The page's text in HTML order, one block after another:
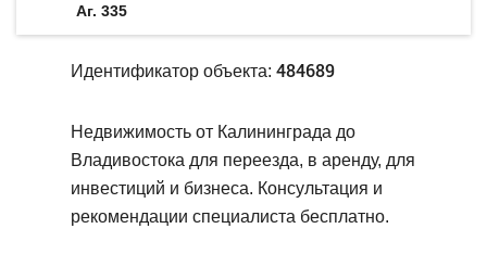
Аг. 335
Идентификатор объекта: 484689
Недвижимость от Калининграда до
Владивостока для переезда, в аренду, для
инвестиций и бизнеса. Консультация и
рекомендации специалиста бесплатно.